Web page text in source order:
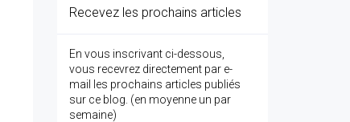
Recevez les prochains articles
En vous inscrivant ci-dessous,
vous recevrez directement par e-
mail les prochains articles publiés
sur ce blog. (en moyenne un par
semaine)